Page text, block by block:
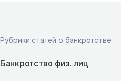
Рубрики статей о банкротстве
Банкротство физ. лиц